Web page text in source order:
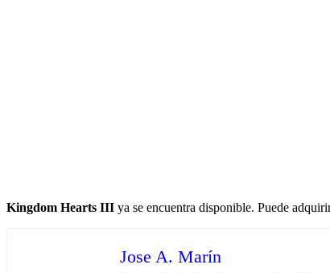
Kingdom Hearts III ya se encuentra disponible. Puede
Jose A. Marín